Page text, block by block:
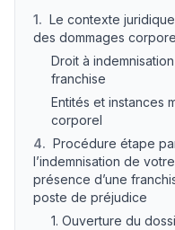
1. Le contexte
des dommages
Droit à
franchise
Entités et instances
corporel
4. Procédure étape
l’indemnisation de
présence d’une
poste de préjudice
1. Ouverture du